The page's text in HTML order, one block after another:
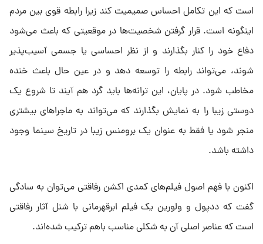
است که این تکامل احساس صمیمیت کند زیرا رابطه قوی بین مردم
اینگونه است. قرار گرفتن شخصیت‌ها در موقعیتی که باعث می‌شود
دفاع خود را کنار بگذارند و از نظر احساسی یا جسمی آسیب‌پذیر
شوند، می‌تواند رابطه را توسعه دهد و در عین حال باعث خنده
مخاطب شود. در پایان، این ترانه‌ها باید گرد هم آیند تا شروع یک
دوستی زیبا را به نمایش بگذارند که می‌تواند به ماجراهای بیشتری
منجر شود یا فقط به عنوان یک برومنس زیبا در تاریخ سینما وجود
داشته باشد.
اکنون با فهم اصول فیلم‌های کمدی اکشن رفاقتی می‌توان به سادگی
گفت که ددپول و ولورین یک فیلم ابرقهرمانی با شنل آثار رفاقتی
است که عناصر اصلی آن به شکلی مناسب باهم ترکیب شده‌اند.